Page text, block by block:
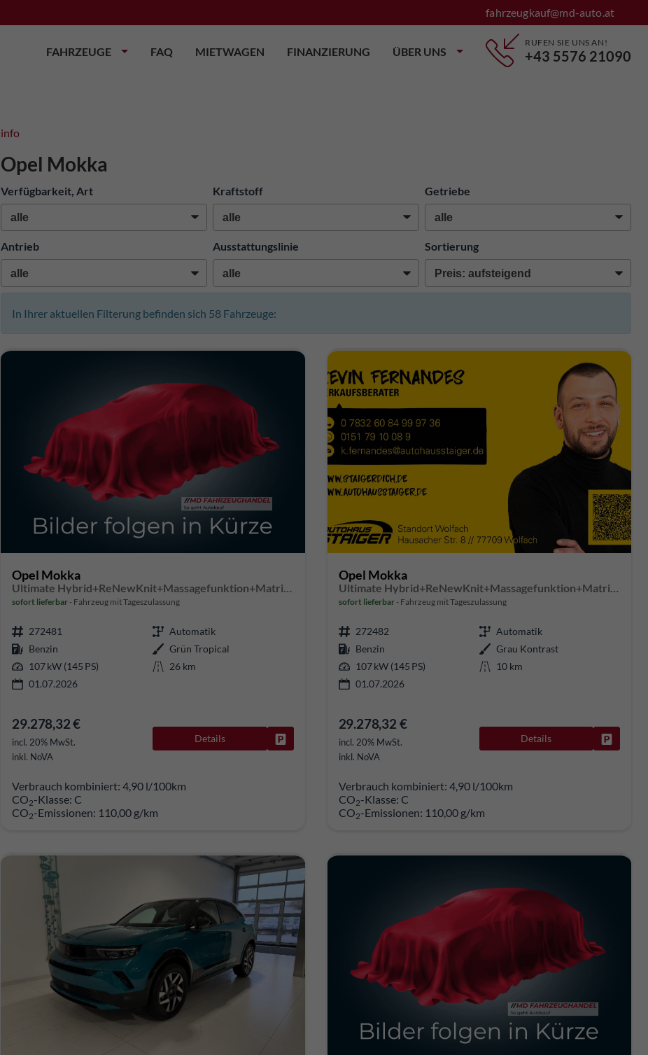
fahrzeugkauf@md-auto.at
FAHRZEUGE FAQ MIETWAGEN FINANZIERUNG ÜBER UNS
RUFEN SIE UNS AN!
+43 5576 21090
info
Opel Mokka
Verfügbarkeit, Art Kraftstoff Getriebe
Antrieb Ausstattungslinie Sortierung
In Ihrer aktuellen Filterung befinden sich 58 Fahrzeuge:
Opel Mokka
Ultimate Hybrid+ReNewKnit+Massagefunktion+Matrix-LED
sofort lieferbar Fahrzeug mit Tageszulassung
272481
Automatik
Benzin
Grün Tropical
107 kW (145 PS)
26 km
01.07.2026
29.278,32 €
incl. 20% MwSt.
inkl. NoVA
Details Fahrzeug parken
Verbrauch kombiniert:4,90 l/100km
CO2-Klasse: C
CO2-Emissionen: 110,00 g/km
Opel Mokka
Ultimate Hybrid+ReNewKnit+Massagefunktion+Matrix-LED
sofort lieferbar Fahrzeug mit Tageszulassung
272482
Automatik
Benzin
Grau Kontrast
107 kW (145 PS)
10 km
01.07.2026
29.278,32 €
incl. 20% MwSt.
inkl. NoVA
Details
Verbrauch kombiniert: 4,90 l/100km
CO2-Klasse: C
CO2-Emissionen: 110,00 g/km